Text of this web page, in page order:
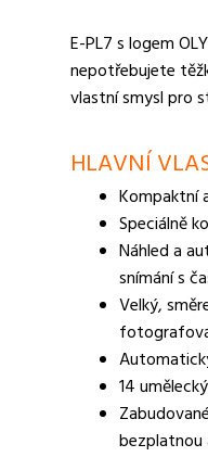
E-PL7 s logem
nepotřebujete
vlastní smysl pro
HLAVNÍ
Kompaktní
Speciálně
Náhled a
snímání s
Velký,
14
bezplatnou